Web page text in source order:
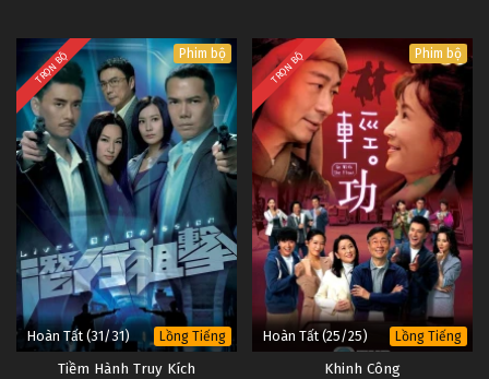
TRỌN BỘ Phim bộ
Hoàn Tất (31/31) Lồng Tiếng
Tiềm Hành Truy Kích
TRỌN BỘ Phim bộ
Hoàn Tất (25/25) Lồng Tiếng
Khinh Công